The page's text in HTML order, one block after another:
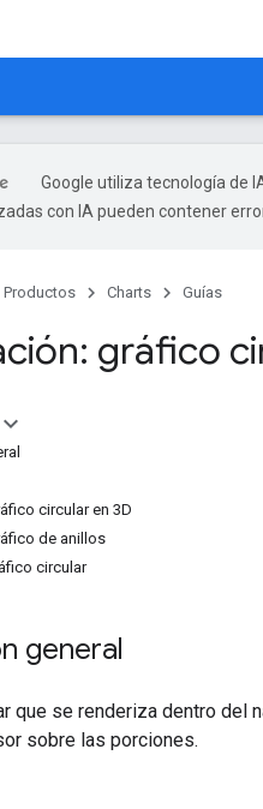
Google utiliza tecnología de
con IA pueden contener
Productos Charts Guías
gráfico
circular en 3D
de anillos
circular
general
que se renderiza dentro del
sobre las porciones.